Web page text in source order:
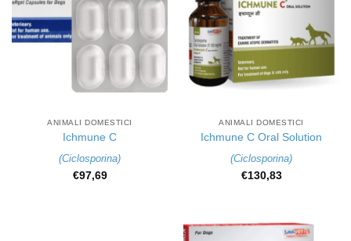
ANIMALI DOMESTICI
Ichmune C
(Ciclosporina)
€97,69
ANIMALI DOMESTICI
Ichmune C Oral Solution
(Ciclosporina)
€130,83